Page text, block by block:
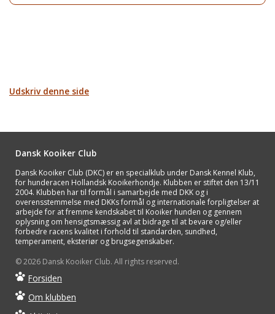
Udskriv denne side
Dansk Kooiker Club
Dansk Kooiker Club (DKC) er en specialklub under Dansk Kennel Klub,
for hunderacen Hollandsk Kooikerhondje. Klubben er stiftet den 13/11
2004. Klubben har til formål i samarbejde med DKK og i
overensstemmelse med DKKs formål og internationale forpligtelser at
arbejde for at fremme kendskabet til Kooiker hunden og gennem
oplysning om hensigtsmæssig avl at bidrage til at bevare og/eller
forbedre racens kvalitet i forhold til standarden, sundhed,
temperament, eksteriør og brugsegenskaber.
© 2026 Dansk Kooiker Club. All rights reserved.
Forsiden
Om klubben